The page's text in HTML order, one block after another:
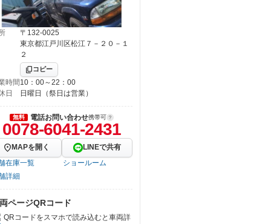
〒132-0025
東京都江戸川区松江７－２０－１
２
コピー
時間10：00～22：00
日
日曜日（祭日は営業）
無料 電話お問い合わせ携帯可
0078-6041-2431
MAPを開く
LINEで共有
在庫一覧
ショールーム
詳細
ページQRコード
QRコードをスマホで読み込むと車両詳